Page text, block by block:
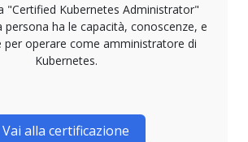
"Certified Kubernetes Administrator"
persona ha le capacità, conoscenze, e
per operare come amministratore di
Kubernetes.
Vai alla certificazione